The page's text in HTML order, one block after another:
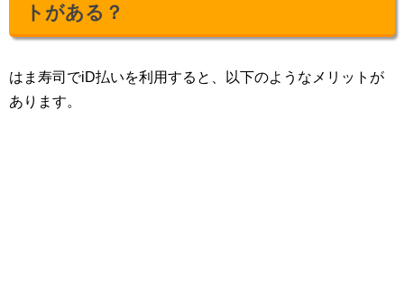
トがある？
はま寿司でiD払いを利用すると、以下のようなメリットが
あります。